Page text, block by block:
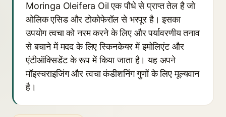
Moringa Oleifera Oil एक पौधे से प्राप्त तेल है जो
ओलिक एसिड और टोकोफेरॉल से भरपूर है। इसका
उपयोग त्वचा को नरम करने के लिए और पर्यावरणीय तनाव
से बचाने में मदद के लिए स्किनकेयर में इमोलिएंट और
एंटीऑक्सिडेंट के रूप में किया जाता है। यह अपने
मॉइस्चराइजिंग और त्वचा कंडीशनिंग गुणों के लिए मूल्यवान
है।